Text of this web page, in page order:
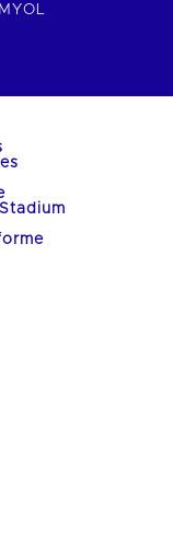
MYOL